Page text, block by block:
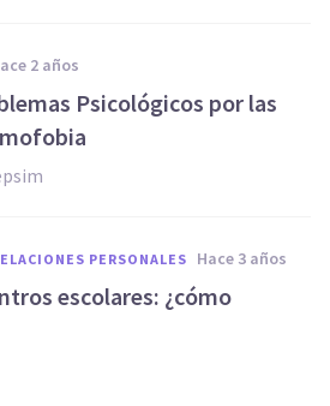
hace 2 años
Psicológicos por las
PERSONALES hace 3 años
escolares: ¿cómo